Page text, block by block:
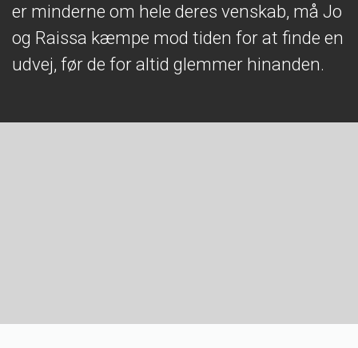
er minderne om hele deres venskab, må Jo
og Raissa kæmpe mod tiden for at finde en
udvej, før de for altid glemmer hinanden.